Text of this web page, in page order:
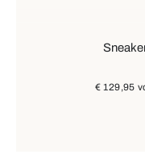
€ 129,95